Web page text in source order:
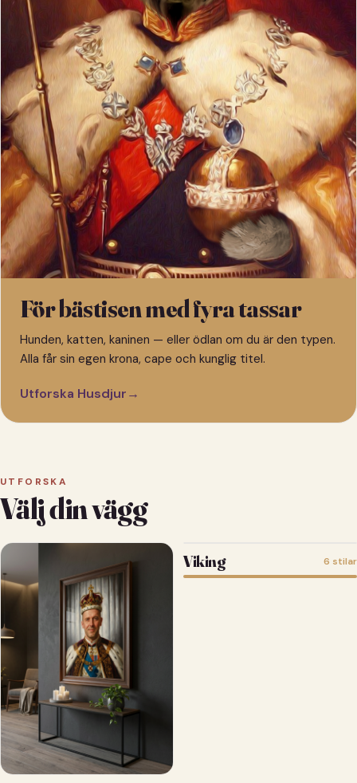
För bästisen med fyra tassar
Hunden, katten, kaninen — eller ödlan om du är den typen.
Alla får sin egen krona, cape och kunglig titel.
Utforska Husdjur→
UTFORSKA
Välj din vägg
Viking 6 stilar